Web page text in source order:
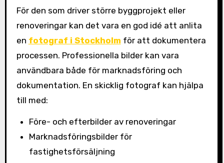
För den som driver större byggprojekt eller
renoveringar kan det vara en god idé att anlita
en fotograf i Stockholm för att dokumentera
processen. Professionella bilder kan vara
användbara både för marknadsföring och
dokumentation. En skicklig fotograf kan hjälpa
till med:
Före- och efterbilder av renoveringar
Marknadsföringsbilder för
fastighetsförsäljning